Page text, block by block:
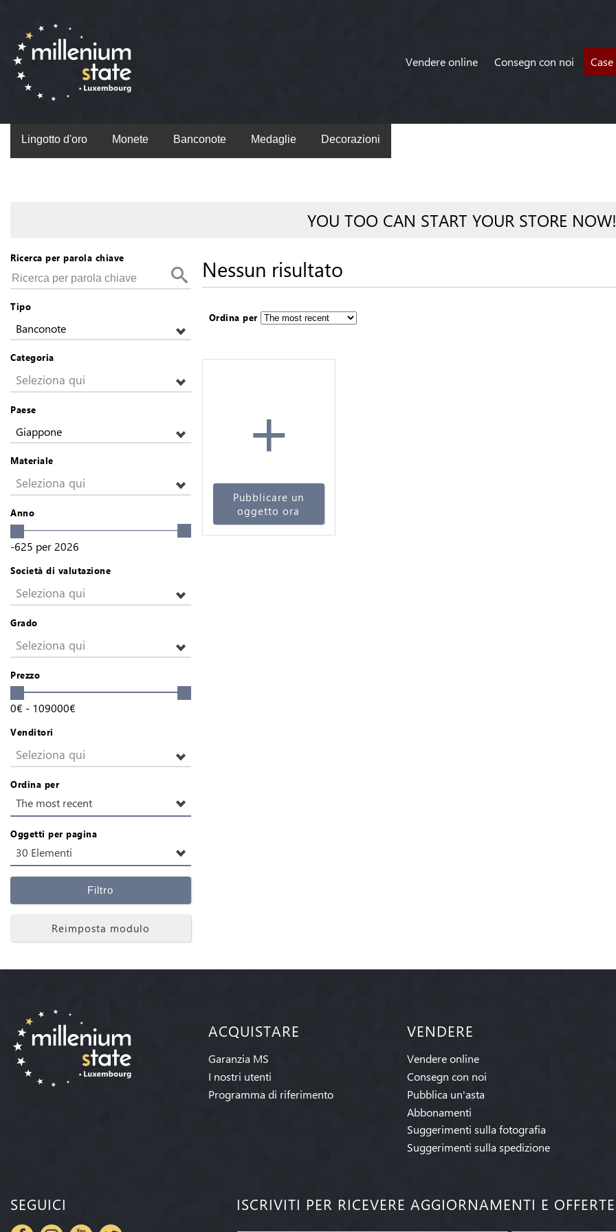
Vendere online Consegn con noi
Lingotto d'oro Monete Banconote Medaglie Decorazioni
YOU TOO CAN START YOUR STORE NOW!
Ricerca per parola chiave
Tipo
Banconote
Categoria
Seleziona qui
Paese
Giappone
Materiale
Seleziona qui
Anno
-625 per 2026
Società di valutazione
Seleziona qui
Grado
Seleziona qui
Prezzo
0€ - 109000€
Venditori
Seleziona qui
Ordina per
The most recent
Oggetti per pagina
30 Elementi
Filtro
Reimposta modulo
Nessun risultato
Ordina per
+
Pubblicare un
oggetto ora
ACQUISTARE
Garanzia MS
I nostri utenti
Programma di riferimento
VENDERE
Vendere online
Consegn con noi
Pubblica un'asta
Abbonamenti
Suggerimenti sulla fotografia
Suggerimenti sulla spedizione
SEGUICI ISCRIVITI PER RICEVERE AGGIORNAMENTI E